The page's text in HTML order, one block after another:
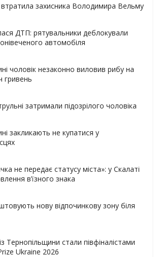
захисника Володимира Вельму
ДТП: рятувальники деблокували
автомобіля
чоловік незаконно виловив рибу на
гривень
затримали підозрілого чоловіка
закликають не купатися у
не передає статусу міста»: у Скалаті
в’їзного знака
нову відпочинкову зону біля
Тернопільщини стали півфіналістами
Ukraine 2026